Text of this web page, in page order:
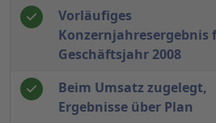
Vorläufiges
Konzernjahresergebnis
Geschäftsjahr 2008
Beim Umsatz zugelegt,
Ergebnisse über Plan